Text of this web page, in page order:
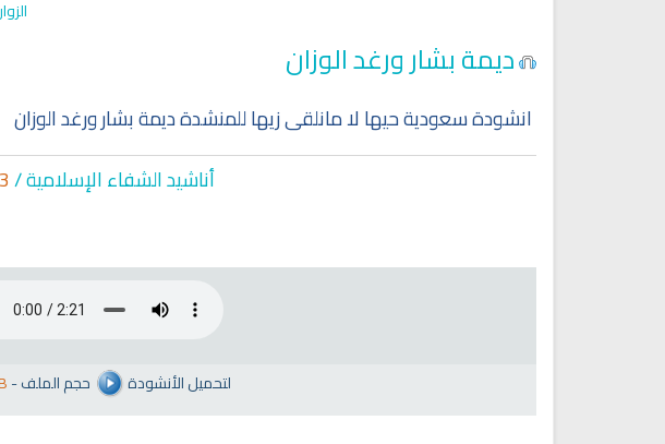
الزوار
ديمة بشار ورغد الوزان
انشودة سعودية حيها لا مانلقى زيها للمنشدة ديمة بشار ورغد الوزان
أناشيد الشفاء الإسلامية /
- لتحميل الأنشودة حجم الملف